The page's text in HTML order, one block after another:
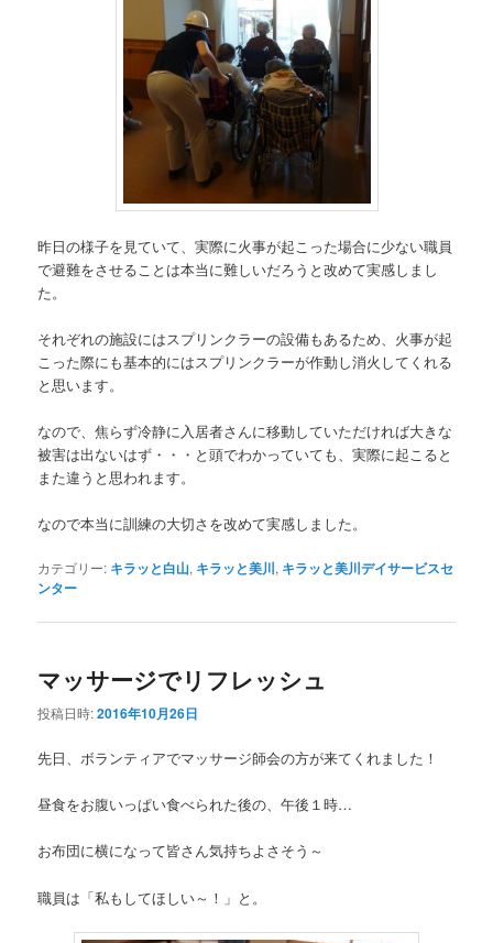
昨日の様子を見ていて、実際に火事が起こった場合に少ない職員
で避難をさせることは本当に難しいだろうと改めて実感しまし
た。
それぞれの施設にはスプリンクラーの設備もあるため、火事が起
こった際にも基本的にはスプリンクラーが作動し消火してくれる
と思います。
なので、焦らず冷静に入居者さんに移動していただければ大きな
被害は出ないはず・・・と頭でわかっていても、実際に起こると
また違うと思われます。
なので本当に訓練の大切さを改めて実感しました。
カテゴリー: キラッと白山, キラッと美川, キラッと美川デイサービスセ
ンター
マッサージでリフレッシュ
投稿日時:2016年10月26日
先日、ボランティアでマッサージ師会の方が来てくれました！
昼食をお腹いっぱい食べられた後の、午後１時…
お布団に横になって皆さん気持ちよさそう～
職員は「私もしてほしい～！」と。